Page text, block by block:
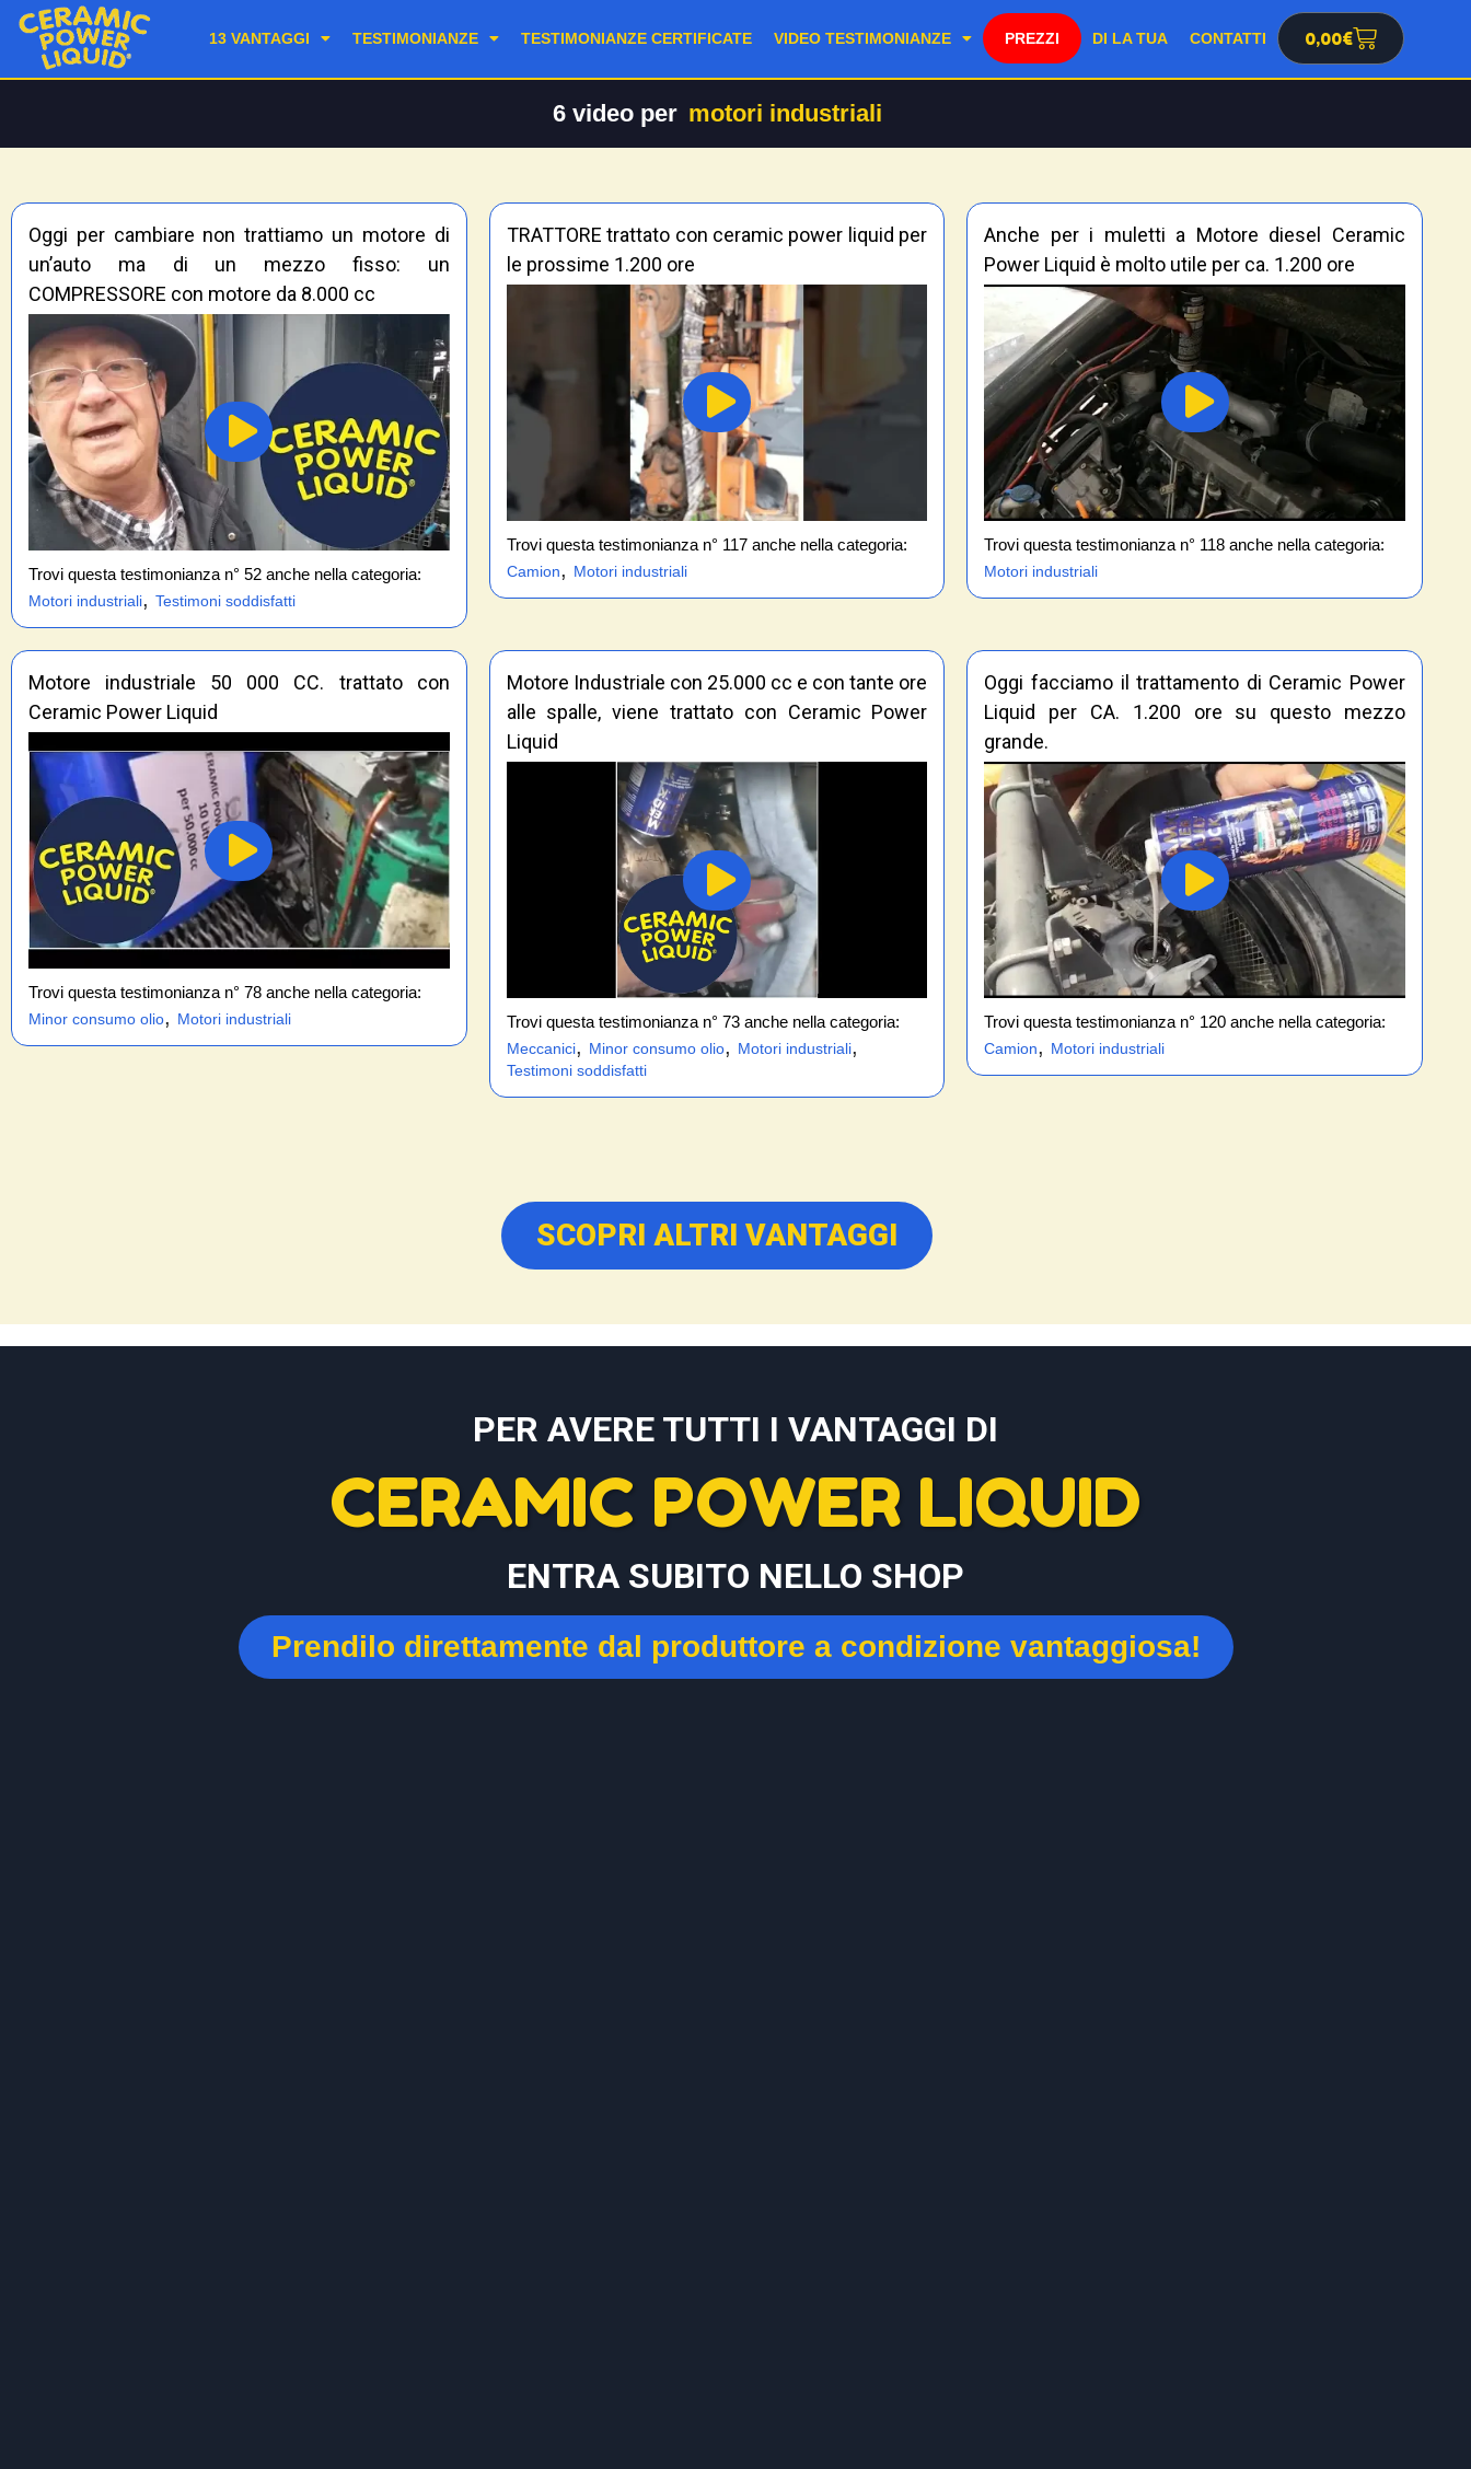
13 VANTAGGI TESTIMONIANZE TESTIMONIANZE CERTIFICATE VIDEO TESTIMONIANZE SHOP DI LA TUA CONTATTI 0,00€
6video per motori industriali
Oggi per cambiare non trattiamo un motore di
un’auto ma di un mezzo fisso: un
COMPRESSORE con motore da 8.000 cc
Trovi questa testimonianza n° 52 anche nella categoria:
Motori industriali, Testimoni soddisfatti
TRATTORE trattato con ceramic power liquid per
le prossime 1.200 ore
Trovi questa testimonianza n° 117 anche nella categoria:
Camion, Motori industriali
Anche per i muletti a Motore diesel Ceramic
Power Liquid è molto utile per ca. 1.200 ore
Trovi questa testimonianza n° 118 anche nella categoria:
Motori industriali
Motore industriale 50 000 CC. trattato con
Ceramic Power Liquid
Trovi questa testimonianza n° 78 anche nella categoria:
Minor consumo olio, Motori industriali
Motore Industriale con 25.000 cc e con tante ore
alle spalle, viene trattato con Ceramic Power
Liquid
Trovi questa testimonianza n° 73 anche nella categoria:
Meccanici, Minor consumo olio, Motori industriali,
Testimoni soddisfatti
Oggi facciamo il trattamento di Ceramic Power
Liquid per CA. 1.200 ore su questo mezzo
grande.
Trovi questa testimonianza n° 120 anche nella categoria:
Camion, Motori industriali
SCOPRI ALTRI VANTAGGI
PER AVERE TUTTI I VANTAGGI DI
CERAMIC POWER LIQUID
ENTRA SUBITO NELLO SHOP
Prendilo direttamente dal produttore a condizione vantaggiosa!